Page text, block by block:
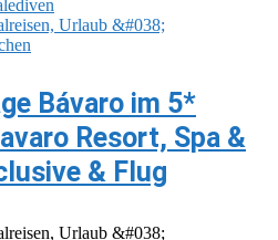
Bávaro im 5*
Resort, Spa &
& Flug